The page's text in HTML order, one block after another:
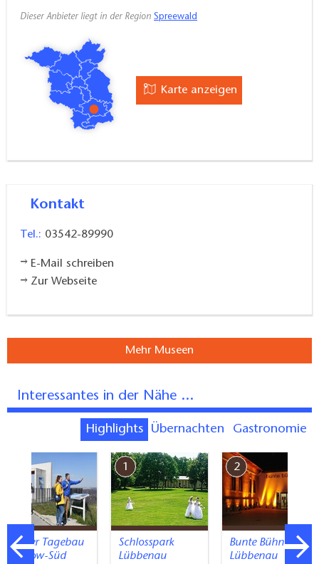
Dieser Anbieter liegt in der Region Spreewald
Karte anzeigen
Kontakt
Tel.: 03542-89990
E-Mail schreiben
Zur Webseite
Mehr Museen
Interessantes in der Nähe ...
Highlights Übernachten Gastronomie
Aktiver Tagebau
Welzow-Süd
1
Schlosspark
Lübbenau
2
Bunte Bühne
Lübbenau